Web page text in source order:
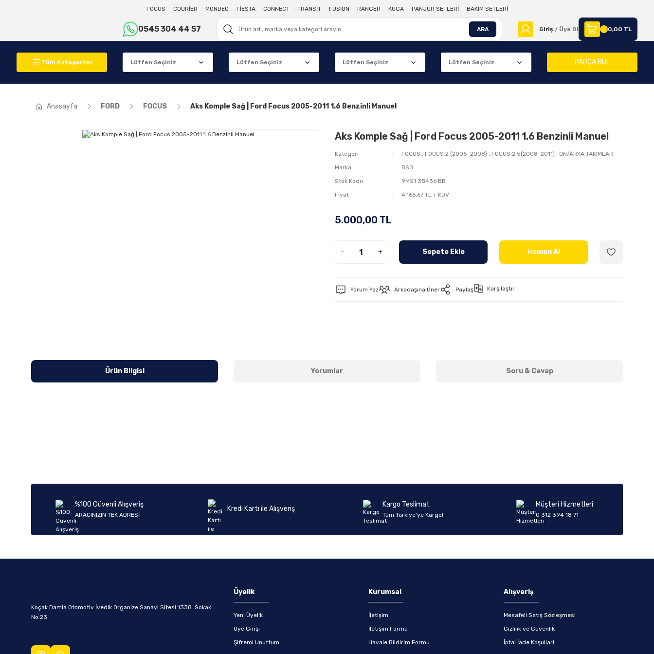
FOCUS COURİER MONDEO FİESTA CONNECT TRANSİT FUSİON RANGER KUGA PANJUR SETLERİ BAKIM SETLERİ
0545 304 44 57 ARA Giriş / Üye Ol 0,00 TL
Tüm Kategoriler PARÇA BUL
Anasayfa FORD FOCUS Aks Komple Sağ | Ford Focus 2005-2011 1.6 Benzinli Manuel
Aks Komple Sağ | Ford Focus 2005-2011 1.6 Benzinli Manuel
Kategori FOCUS , FOCUS 2 (2005-2008) , FOCUS 2.5(2008-2011) , ÖN/ARKA TAKIMLAR
Marka
BSG
Stok Kodu
9M51 3B436 BB
Fiyat
4.166,67 TL + KDV
5.000,00 TL
- + Sepete Ekle Hemen Al
Yorum Yaz Arkadaşına Öner Paylaş Karşılaştır
Ürün Bilgisi Yorumlar Soru & Cevap
%100 Güvenli Alışveriş
ARACINIZIN TEK ADRESİ
Kredi Kartı ile Alışveriş
Kargo Teslimat
Tüm Türkiye’ye Kargo!
Müşteri Hizmetleri
0 312 394 18 71
Koçak Damla Otomotiv İvedik Organize Sanayi Sitesi 1338. Sokak
No:23
Üyelik
Yeni Üyelik
Üye Girişi
Şifremi Unuttum
Kurumsal
İletişim
İletişim Formu
Havale Bildirim Formu
Alışveriş
Mesafeli Satış Sözleşmesi
Gizlilik ve Güvenlik
İptal İade Koşullari